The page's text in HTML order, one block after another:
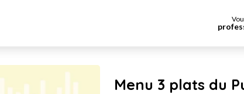
Menu 3 plats du